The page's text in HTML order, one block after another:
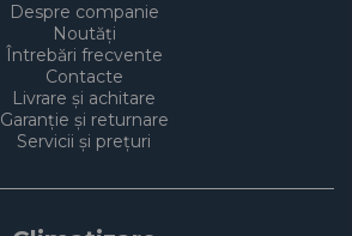
Despre companie
Noutăți
Întrebări frecvente
Contacte
Livrare și achitare
Garanție și returnare
Servicii și prețuri